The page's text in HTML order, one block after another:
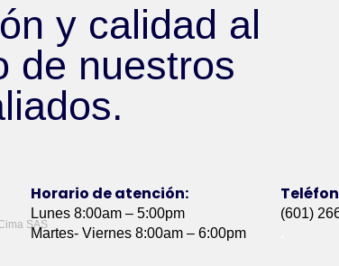
y calidad al
de nuestros
SAS
Horario de atención:
Lunes 8:00am – 5:00pm
Martes- Viernes 8:00am – 6:00pm
(601)